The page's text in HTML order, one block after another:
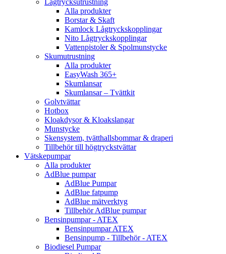
Lågtrycksutrustning
Alla produkter
Borstar & Skaft
Kamlock Lågtryckskopplingar
Nito Lågtryckskopplingar
Vattenpistoler & Spolmunstycke
Skumutrustning
Alla produkter
EasyWash 365+
Skumlansar
Skumlansar – Tvättkit
Golvtvättar
Hotbox
Kloakdysor & Kloakslangar
Munstycke
Skensystem, tvätthallsbommar & draperi
Tillbehör till högtryckstvättar
Vätskepumpar
Alla produkter
AdBlue pumpar
AdBlue Pumpar
AdBlue fatpump
AdBlue mätverktyg
Tillbehör AdBlue pumpar
Bensinpumpar - ATEX
Bensinpumpar ATEX
Bensinpump - Tillbehör - ATEX
Biodiesel Pumpar